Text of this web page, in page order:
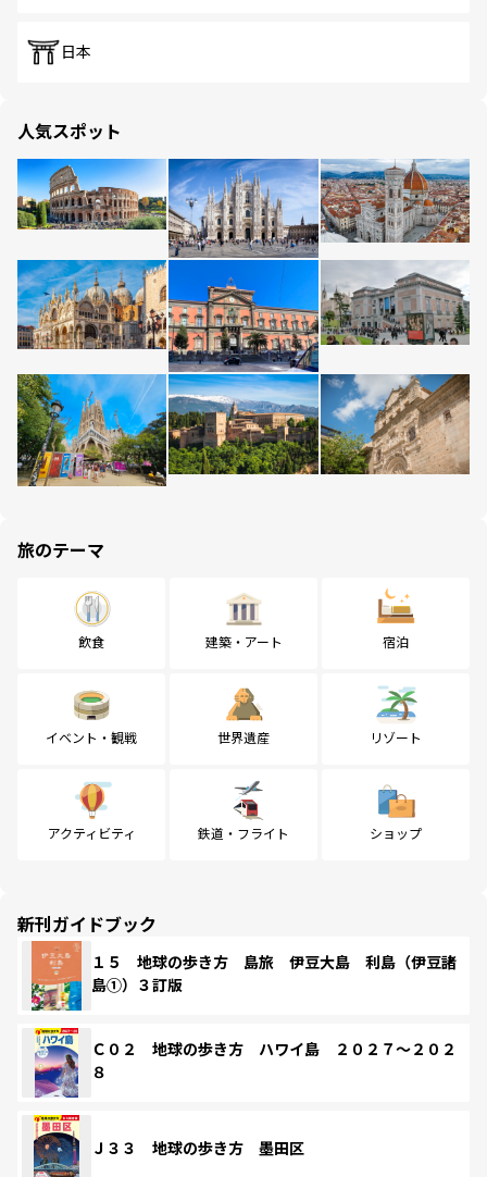
日本
人気スポット
旅のテーマ
飲食 建築・アート 宿泊
イベント・観戦 世界遺産 リゾート
アクティビティ 鉄道・フライト ショップ
新刊ガイドブック
１５ 地球の歩き方 島旅 伊豆大島 利島（伊豆諸
島①）３訂版
Ｃ０２ 地球の歩き方 ハワイ島 ２０２７～２０２
８
Ｊ３３ 地球の歩き方 墨田区